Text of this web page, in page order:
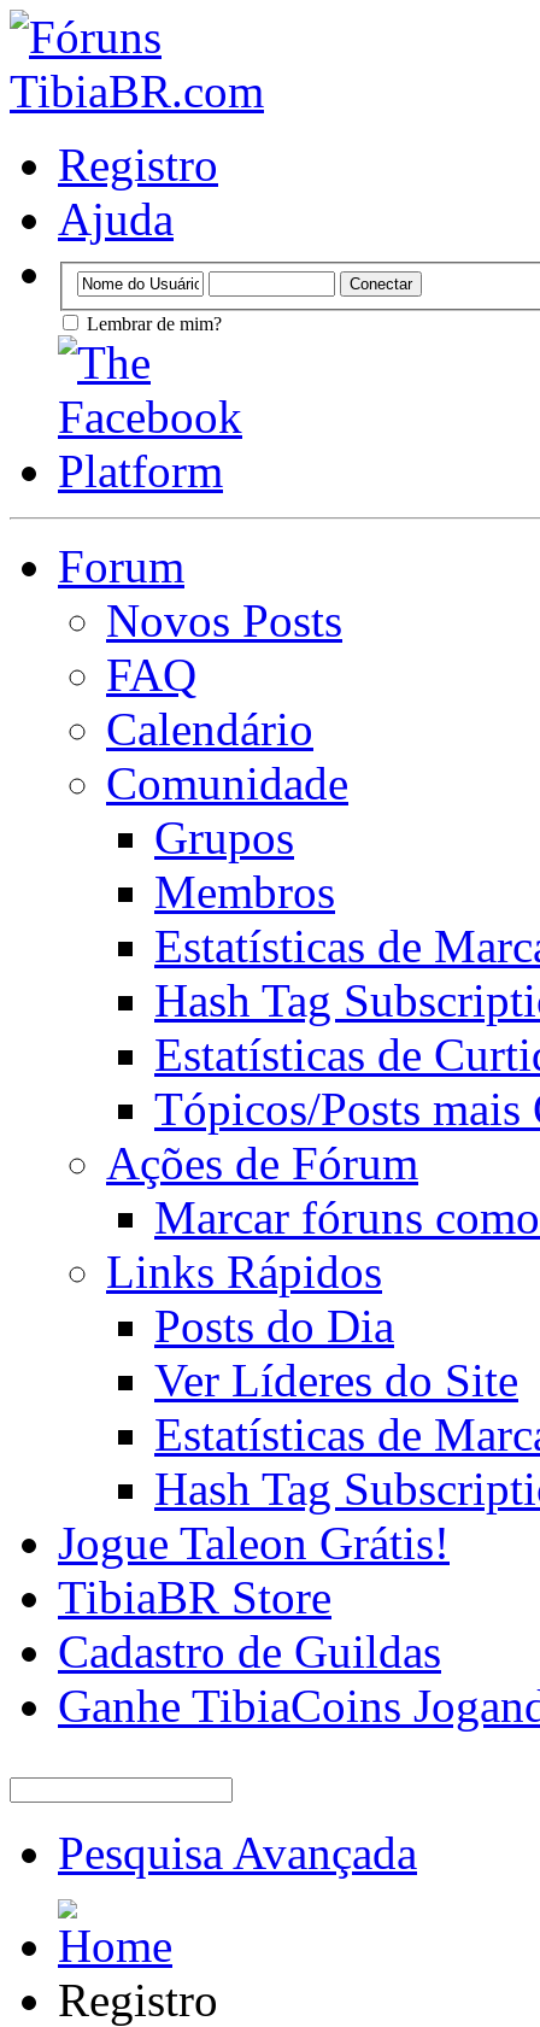
Registro
Ajuda
Lembrar de mim?
Forum
Novos Posts
FAQ
Calendário
Comunidade
Grupos
Membros
Estatísticas de
Hash Tag
Estatísticas de
Tópicos/Posts mais
Ações de Fórum
Marcar fóruns
Links Rápidos
Posts do Dia
Ver Líderes do Site
Estatísticas de
Hash Tag
Jogue Taleon Grátis!
TibiaBR Store
Cadastro de Guildas
Ganhe TibiaCoins
Pesquisa Avançada
Registro